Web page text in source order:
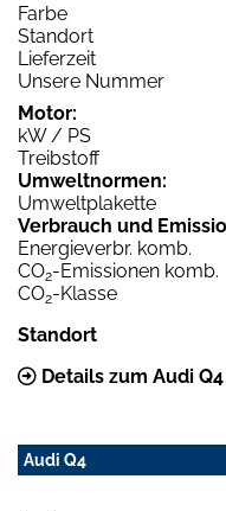
Farbe
Standort
Lieferzeit
Unsere Nummer
Motor:
kW / PS
Treibstoff
Umweltnormen:
Umweltplakette
Verbrauch und
Energieverbr. komb.
CO2-Emissionen komb.
CO2-Klasse
Standort
Details zum Audi
Audi Q4